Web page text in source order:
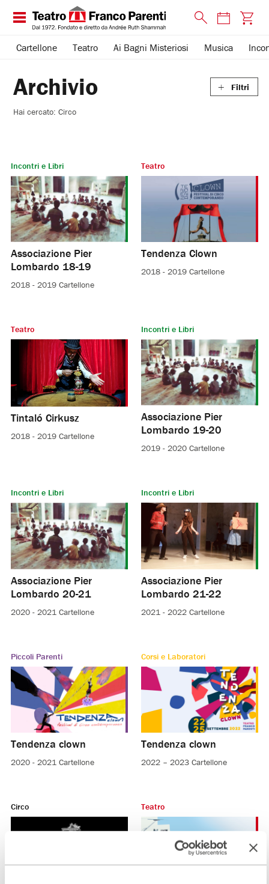
Cartellone Teatro Ai Bagni Misteriosi Musica
Archivio Filtri
Cartellone Tournée
Hai cercato:Circo
Incontri e Libri
Associazione Pier
Lombardo 18-19
2018 - 2019 Cartellone
Teatro
Tendenza Clown
2018 - 2019 Cartellone
Teatro
Tintaló Cirkusz
2018 - 2019 Cartellone
Incontri e Libri
Associazione Pier
Lombardo 19-20
2019 - 2020 Cartellone
Incontri e Libri
Associazione Pier
Lombardo 20-21
2020 - 2021 Cartellone
Incontri e Libri
Associazione Pier
Lombardo 21-22
2021 - 2022 Cartellone
Piccoli Parenti
Tendenza clown
2020 - 2021 Cartellone
Corsi e Laboratori
Tendenza clown
2022 – 2023 Cartellone
Circo Teatro